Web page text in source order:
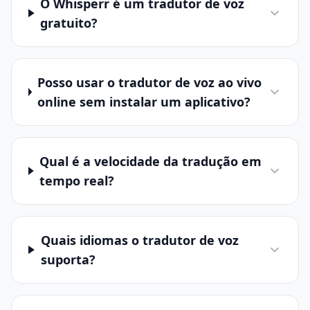
O Whisperr é um tradutor de voz
gratuito?
Posso usar o tradutor de voz ao vivo
online sem instalar um aplicativo?
Qual é a velocidade da tradução em
tempo real?
Quais idiomas o tradutor de voz
suporta?